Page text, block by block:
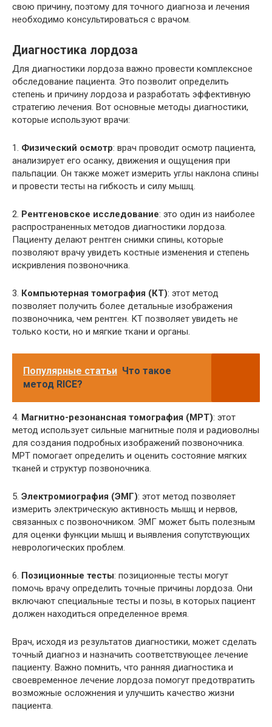
свою причину, поэтому для точного диагноза и лечения
необходимо консультироваться с врачом.
Диагностика лордоза
Для диагностики лордоза важно провести комплексное
обследование пациента. Это позволит определить
степень и причину лордоза и разработать эффективную
стратегию лечения. Вот основные методы диагностики,
которые используют врачи:
1. Физический осмотр: врач проводит осмотр пациента,
анализирует его осанку, движения и ощущения при
пальпации. Он также может измерить углы наклона спины
и провести тесты на гибкость и силу мышц.
2. Рентгеновское исследование: это один из наиболее
распространенных методов диагностики лордоза.
Пациенту делают рентген снимки спины, которые
позволяют врачу увидеть костные изменения и степень
искривления позвоночника.
3. Компьютерная томография (КТ): этот метод
позволяет получить более детальные изображения
позвоночника, чем рентген. КТ позволяет увидеть не
только кости, но и мягкие ткани и органы.
Популярные статьи Что такое
метод RICE?
4. Магнитно-резонансная томография (МРТ): этот
метод использует сильные магнитные поля и радиоволны
для создания подробных изображений позвоночника.
МРТ помогает определить и оценить состояние мягких
тканей и структур позвоночника.
5. Электромиография (ЭМГ): этот метод позволяет
измерить электрическую активность мышц и нервов,
связанных с позвоночником. ЭМГ может быть полезным
для оценки функции мышц и выявления сопутствующих
неврологических проблем.
6. Позиционные тесты: позиционные тесты могут
помочь врачу определить точные причины лордоза. Они
включают специальные тесты и позы, в которых пациент
должен находиться определенное время.
Врач, исходя из результатов диагностики, может сделать
точный диагноз и назначить соответствующее лечение
пациенту. Важно помнить, что ранняя диагностика и
своевременное лечение лордоза помогут предотвратить
возможные осложнения и улучшить качество жизни
пациента.